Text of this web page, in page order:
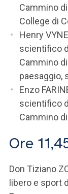
Cammino
College di
Henry
scientifico
Cammino
paesaggio,
Enzo
scientifico
Cammino
Ore
Don Tiziano
libero e sport